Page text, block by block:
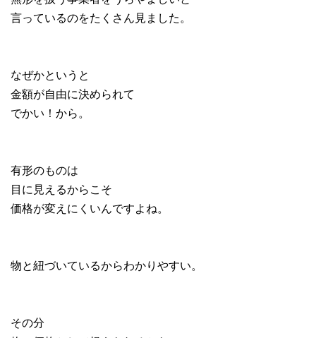
言っているのをたくさん見ました。
なぜかというと
金額が自由に決められて
でかい！から。
有形のものは
目に見えるからこそ
価格が変えにくいんですよね。
物と紐づいているからわかりやすい。
その分